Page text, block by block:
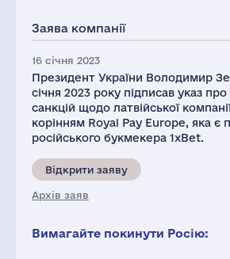
Заява компанії
16 січня 2023
Президент України Володимир
січня 2023 року підписав указ
санкцій щодо латвійської
корінням Royal Pay Europe, яка є
російського букмекера 1xBet.
Відкрити заяву
Архів заяв
Вимагайте покинути Росію: